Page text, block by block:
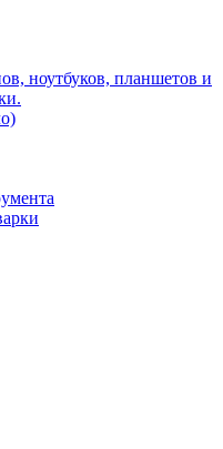
ноутбуков, планшетов и